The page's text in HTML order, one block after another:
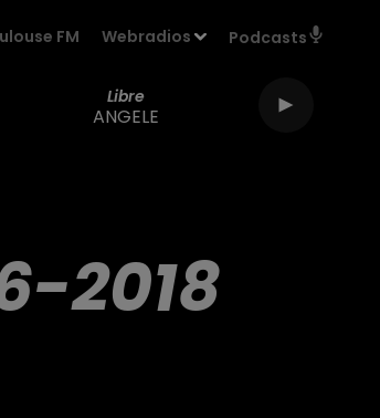
FM Webradios Podcasts
Libre
ANGELE
2018